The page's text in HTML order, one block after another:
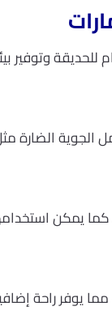
وتوفير
الضارة مثل
كما يمكن
راحة إضافية